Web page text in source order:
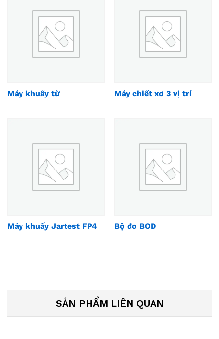
Máy khuấy từ Máy chiết xơ 3 vị trí
Máy khuấy Jartest FP4 Bộ đo BOD
SẢN PHẨM LIÊN QUAN